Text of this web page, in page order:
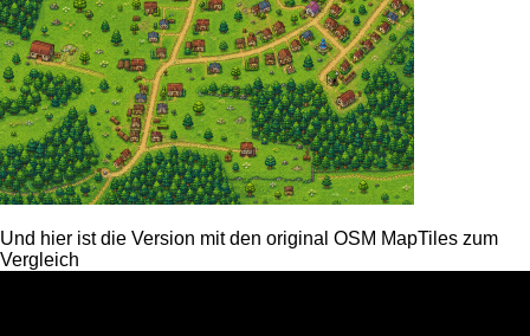
Und hier ist die Version mit den original OSM MapTiles zum
Vergleich